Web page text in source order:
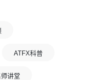
ATFX科普
讲堂